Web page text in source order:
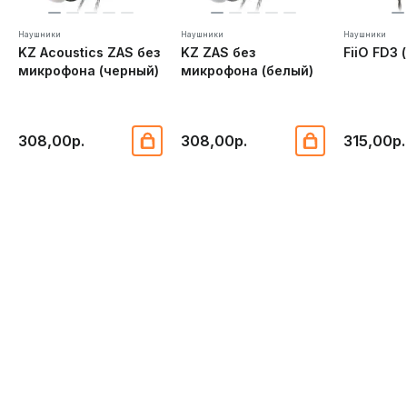
Наушники
KZ Acoustics ZAS без
микрофона (черный)
308,00р.
Наушники
KZ ZAS без
микрофона (белый)
308,00р.
Наушники
FiiO FD3
315,00р.